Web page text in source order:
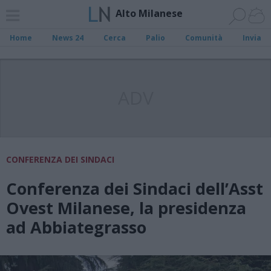
Alto Milanese
Home News 24 Cerca Palio Comunità Invia
CONFERENZA DEI SINDACI
Conferenza dei Sindaci dell’Asst
Ovest Milanese, la presidenza
ad Abbiategrasso